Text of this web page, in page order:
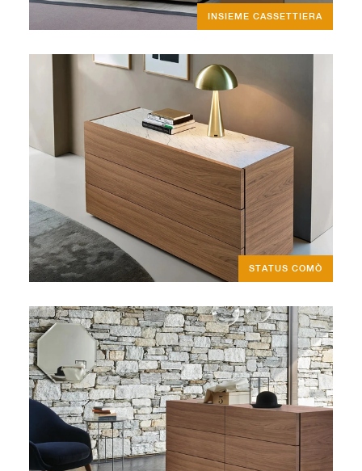
INSIEME CASSETTIERA
STATUS COMÒ